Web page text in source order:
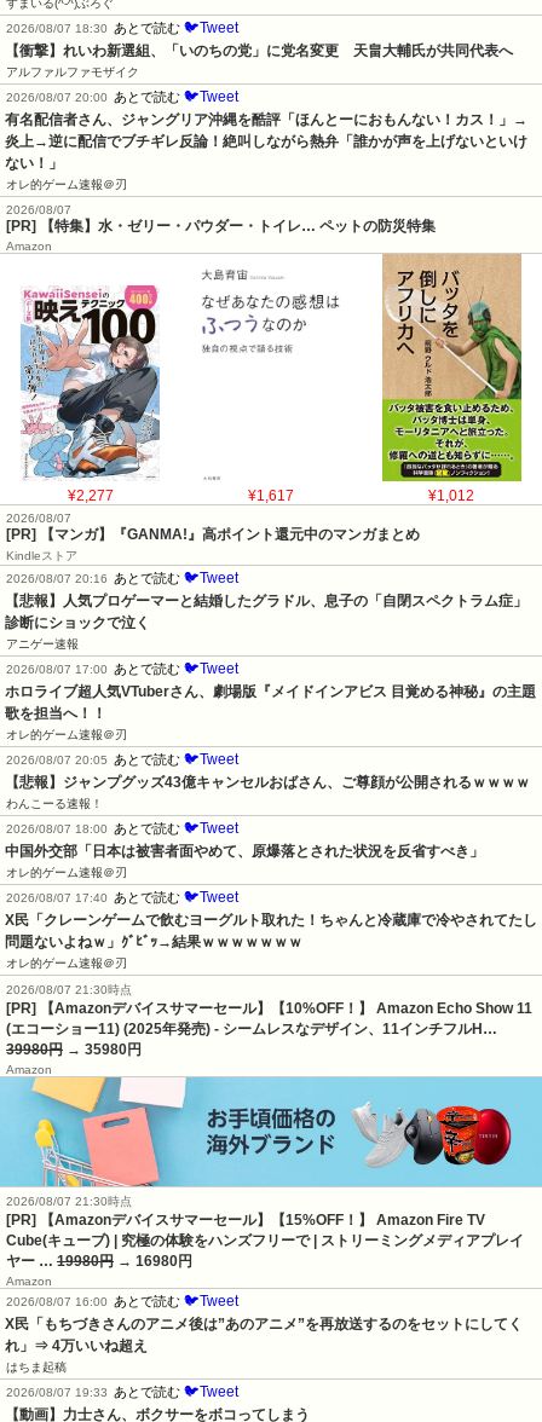
すまいる(^-^)ぶろぐ
2026/08/07 18:30
あとで読む 🐦Tweet
【衝撃】れいわ新選組、「いのちの党」に党名変更　天畠大輔氏が共同代表へ
アルファルファモザイク
2026/08/07 20:00
あとで読む 🐦Tweet
有名配信者さん、ジャングリア沖縄を酷評「ほんとーにおもんない！カス！」→
炎上→逆に配信でブチギレ反論！絶叫しながら熱弁「誰かが声を上げないといけ
ない！」
オレ的ゲーム速報＠刃
2026/08/07
[PR] 【特集】水・ゼリー・パウダー・トイレ… ペットの防災特集
Amazon
¥2,277 ¥1,617 ¥1,012
2026/08/07
[PR] 【マンガ】『GANMA!』高ポイント還元中のマンガまとめ
Kindleストア
2026/08/07 20:16 あとで読む 🐦Tweet
【悲報】人気プロゲーマーと結婚したグラドル、息子の「自閉スペクトラム症」
診断にショックで泣く
アニゲー速報
2026/08/07 17:00 あとで読む 🐦Tweet
ホロライブ超人気VTuberさん、劇場版『メイドインアビス 目覚める神秘』の主題
歌を担当へ！！
オレ的ゲーム速報＠刃
2026/08/07 20:05 あとで読む 🐦Tweet
【悲報】ジャンプグッズ43億キャンセルおばさん、ご尊顔が公開されるｗｗｗｗ
わんこーる速報！
2026/08/07 18:00 あとで読む 🐦Tweet
中国外交部「日本は被害者面やめて、原爆落とされた状況を反省すべき」
オレ的ゲーム速報＠刃
2026/08/07 17:40 あとで読む 🐦Tweet
X民「クレーンゲームで飲むヨーグルト取れた！ちゃんと冷蔵庫で冷やされてたし
問題ないよねｗ」ｸﾞﾋﾞｯ→結果ｗｗｗｗｗｗｗ
オレ的ゲーム速報＠刃
2026/08/07 21:30時点
[PR] 【Amazonデバイスサマーセール】【10%OFF！】 Amazon Echo Show 11
(エコーショー11) (2025年発売) - シームレスなデザイン、11インチフルH…
39980円 → 35980円
Amazon
2026/08/07 21:30時点
[PR] 【Amazonデバイスサマーセール】【15%OFF！】 Amazon Fire TV
Cube(キューブ) | 究極の体験をハンズフリーで | ストリーミングメディアプレイ
ヤー … 19980円 → 16980円
Amazon
2026/08/07 16:00
あとで読む 🐦Tweet
X民「もちづきさんのアニメ後は”あのアニメ”を再放送するのをセットにしてく
れ」⇒ 4万いいね超え
はちま起稿
2026/08/07 19:33
あとで読む 🐦Tweet
【動画】力士さん、ボクサーをボコってしまう